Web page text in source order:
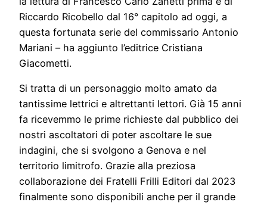
Riccardo Ricobello dal 16° capitolo ad oggi, a
questa fortunata serie del commissario Antonio
Mariani – ha aggiunto l’editrice Cristiana
Giacometti.
Si tratta di un personaggio molto amato da
tantissime lettrici e altrettanti lettori. Già 15 anni
fa ricevemmo le prime richieste dal pubblico dei
nostri ascoltatori di poter ascoltare le sue
indagini, che si svolgono a Genova e nel
territorio limitrofo. Grazie alla preziosa
collaborazione dei Fratelli Frilli Editori dal 2023
finalmente sono disponibili anche per il grande